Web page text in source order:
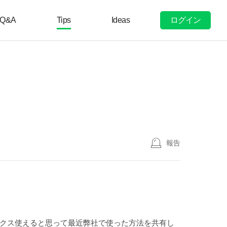
Q&A Tips Ideas ログイン
報告
ス使えると思って最近弊社で使った方法を共有し